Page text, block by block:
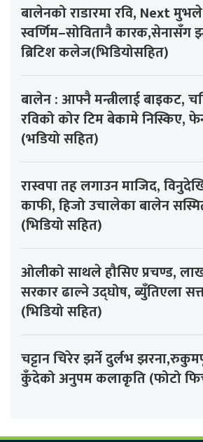
बालेनको राडारमा रवि, Next
स्वर्णिम–सोवितानै कारक,सेनासँग
ब्रिटिश कलेज(भिडियोसहित)
बालेन : आफ्नै मन्त्रीलाई बाइकट,
रविको कोर टिम बेकामे निस्किए,
(भडियो सहित)
रास्वपा तह लगाउन माजिद,
काफी, हिजो उचालेका बालेन
(भिडियो सहित)
ओलीको साथले हौसिए प्रचण्ड,
सरकार ढाल्ने उद्घोष, ब्युँतिएला
(भिडियो सहित)
चट्टान चिरेर झर्ने दुर्लभ
कुँदेको अनुपम कलाकृति (फोटो